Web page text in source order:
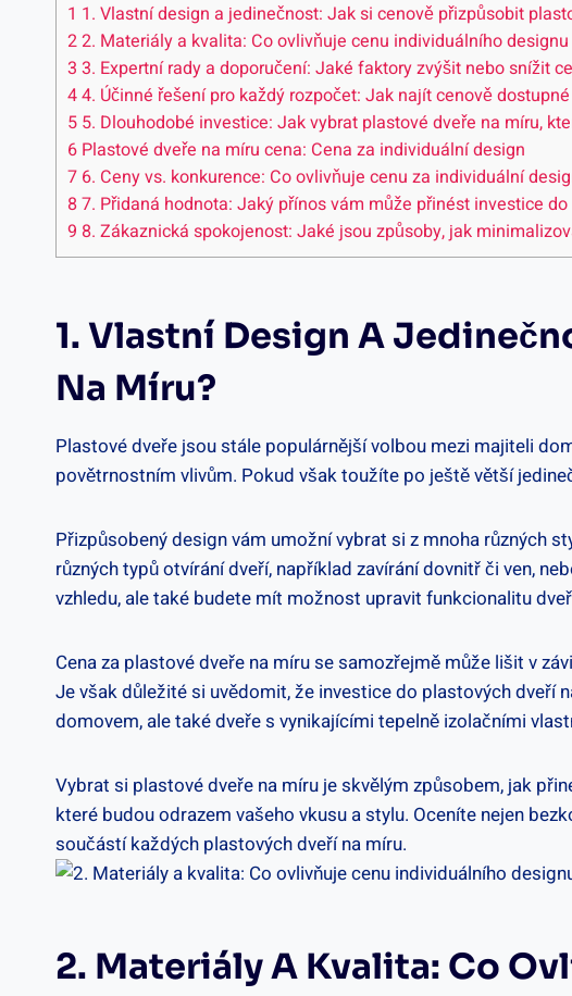
1 1. Vlastní design a jedinečnost: Jak si cenově přizpůsobit
22. Materiály a kvalita: Co ovlivňuje cenu individuálního
3 3. Expertní rady a doporučení: Jaké faktory zvýšit nebo snížit
44. Účinné řešení pro každý rozpočet: Jak najít cenově
5 5. Dlouhodobé investice: Jak vybrat plastové dveře na míru,
6 Plastové dveře na míru cena: Cena za individuální design
7 6. Ceny vs. konkurence: Co ovlivňuje cenu za individuální
87. Přidaná hodnota: Jaký přínos vám může přinést investice
9 8. Zákaznická spokojenost: Jaké jsou způsoby, jak
1. Vlastní Design A
Na Míru?
Plastové dveře jsou stále populárnější volbou mezi majiteli
povětrnostním vlivům. Pokud však toužíte po ještě větší
Přizpůsobený design vám umožní vybrat si z mnoha různých
různých typů otvírání dveří, například zavírání dovnitř či ven,
vzhledu, ale také budete mít možnost upravit funkcionalitu
Cena za plastové dveře na míru se samozřejmě může lišit v
Je však důležité si uvědomit, že investice do plastových dveří
domovem, ale také dveře s vynikajícími tepelně izolačními
Vybrat si plastové dveře na míru je skvělým způsobem, jak
které budou odrazem vašeho vkusu a stylu. Oceníte nejen
součástí každých plastových dveří na míru.
2. Materiály A Kvalita: Co